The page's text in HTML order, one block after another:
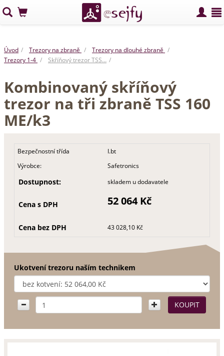
Úvod Trezory na zbraně
Trezory na dlouhé zbraně
Trezory 1-4
Skříňový trezor TSS…
Kombinovaný skříňový
trezor na tři zbraně TSS 160
ME/k3
Bezpečnostní třída
I.bt
Výrobce:
Safetronics
Dostupnost: skladem u dodavatele
Cena s DPH 52 064 Kč
Cena bez DPH 43 028,10 Kč
Ukotvení trezoru naším technikem